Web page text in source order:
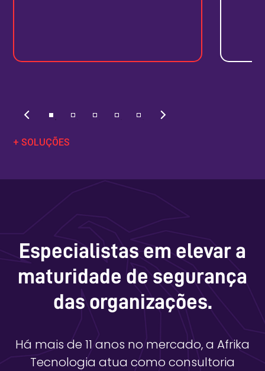
+ SOLUÇÕES
Especialistas em elevar a
maturidade de segurança
das organizações.
Há mais de 11 anos no mercado, a Afrika
Tecnologia atua como consultoria